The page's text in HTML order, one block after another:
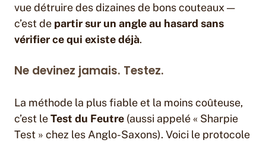
vue détruire des dizaines de bons couteaux —
c’est de partir sur un angle au hasard sans
vérifier ce qui existe déjà.
Ne devinez jamais. Testez.
La méthode la plus fiable et la moins coûteuse,
c’est leTest du Feutre (aussi appelé « Sharpie
Test » chez les Anglo-Saxons). Voici le protocole